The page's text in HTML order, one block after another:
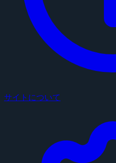
サイトについて